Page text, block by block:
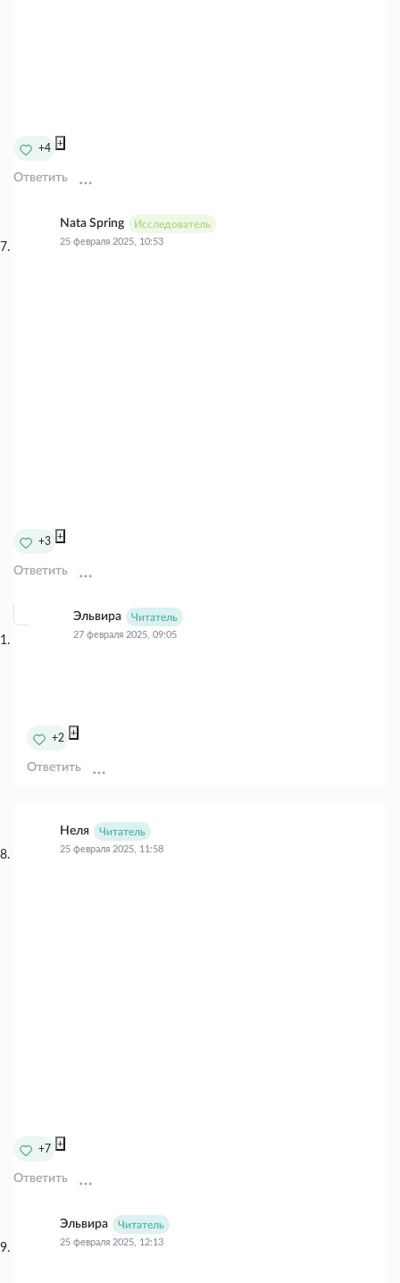
+4 +
Ответить
Nata Spring Исследователь
25 февраля 2025, 10:53
+3 +
Ответить
Эльвира Читатель
27 февраля 2025, 09:05
+2 +
Ответить
Неля Читатель
25 февраля 2025, 11:58
+7 +
Ответить
Эльвира Читатель
25 февраля 2025, 12:13